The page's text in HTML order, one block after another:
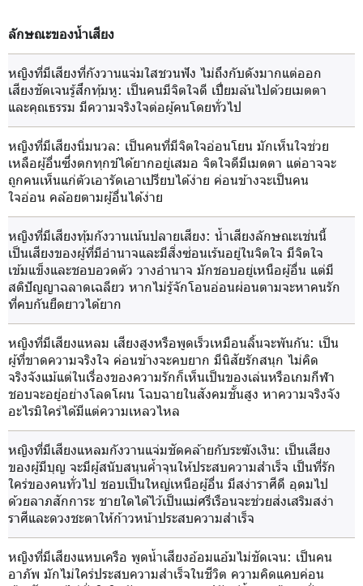
ลักษณะของน้ำเสียง
หญิงที่มีเสียงที่กังวานแจ่มใสชวนฟัง ไม่ถึงกับดังมากแต่ออก
เสียงชัดเจนรู้สึกทุ้มหู: เป็นคนมีจิตใจดี เปื่ยมล้นไปด้วยเมตตา
และคุณธรรม มีความจริงใจต่อผู้คนโดยทั่วไป
หญิงที่มีเสียงนิ่มนวล: เป็นคนที่มีจิตใจอ่อนโยน มักเห็นใจช่วย
เหลือผู้อื่นซึ่งตกทุกข์ได้ยากอยู่เสมอ จิตใจดีมีเมตตา แต่อาจจะ
ถูกคนเห็นแก่ตัวเอารัดเอาเปรียบได้ง่าย ค่อนข้างจะเป็นคน
ใจอ่อน คล้อยตามผู้อื่นได้ง่าย
หญิงที่มีเสียงทุ้มกังวานเน้นปลายเสียง: น้ำเสียงลักษณะเช่นนี้
เป็นเสียงของผู้ที่มีอำนาจและมีสิ่งซ่อนเร้นอยู่ในจิตใจ มีจิตใจ
เข้มแข็งและชอบอวดตัว วางอำนาจ มักชอบอยู่เหนือผู้อื่น แต่มี
สติปัญญาฉลาดเฉลียว หากไม่รู้จักโอนอ่อนผ่อนตามจะหาคนรัก
ที่คบกันยืดยาวได้ยาก
หญิงที่มีเสียงแหลม เสียงสูงหรือพูดเร็วเหมือนลิ้นจะพันกัน: เป็น
ผู้ที่ขาดความจริงใจ ค่อนข้างจะคบยาก มีนิสัยรักสนุก ไม่คิด
จริงจังแม้แต่ในเรื่องของความรักก็เห็นเป็นของเล่นหรือเกมกีฬา
ชอบจะอยู่อย่างโลดโผน โฉบฉายในสังคมชั้นสูง หาความจริงจัง
อะไรมิใคร่ได้มีแต่ความเหลวไหล
หญิงที่มีเสียงแหลมกังวานแจ่มชัดคล้ายกับระฆังเงิน: เป็นเสียง
ของผู้มีบุญ จะมีผู้สนับสนุนค้ำจุนให้ประสบความสำเร็จ เป็นที่รัก
ใคร่ของคนทั่วไป ชอบเป็นใหญ่เหนือผู้อื่น มีสง่าราศีดี อุดมไป
ด้วยลาภสักการะ ชายใดได้ไว้เป็นแม่ศรีเรือนจะช่วยส่งเสริมสง่า
ราศีและดวงชะตาให้ก้าวหน้าประสบความสำเร็จ
หญิงที่มีเสียงแหบเครือ พูดน้ำเสียงอ้อมแอ้มไม่ชัดเจน: เป็นคน
อาภัพ มักไม่ใคร่ประสบความสำเร็จในชีวิต ความคิดแคบค่อน